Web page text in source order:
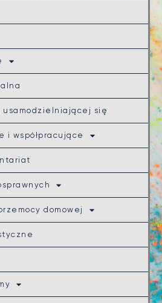
usamodzielniającej się
i współpracujące
domowej